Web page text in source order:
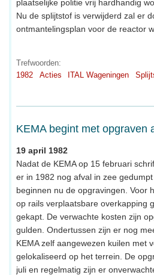
plaatselijke politie vrij hardhandig
Nu de splijtstof is verwijderd zal er
ontmantelingsplan voor de reactor
Trefwoorden:
1982
Acties ITAL Wageningen
KEMA begint met opgraven
19 april 1982
Nadat de KEMA op 15 februari
er in 1982 nog afval in zee
beginnen nu de opgravingen. Voor
op rails verplaatsbare overkapping
gekapt. De verwachte kosten zijn
gulden. Ondertussen zijn er nog
KEMA zelf aangewezen kuilen met
gelokaliseerd op het terrein. De
juli en regelmatig zijn er